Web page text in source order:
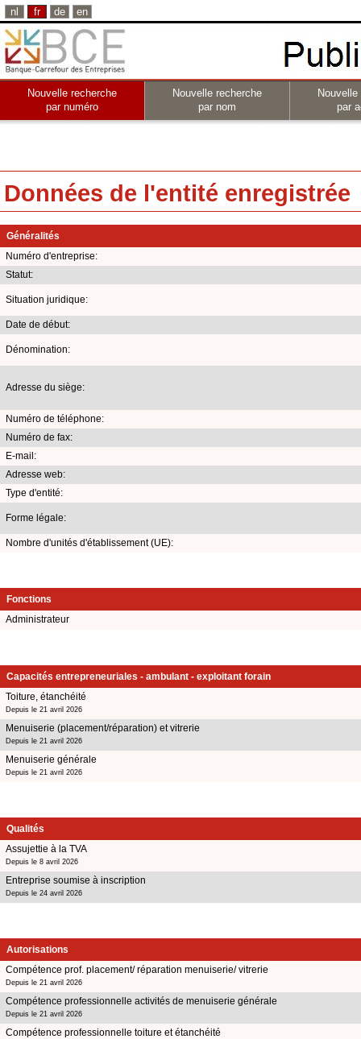
nl fr de en
Nouvelle recherche
par numéro
Nouvelle recherche
par nom
par
Données de l'entité enregistrée
Généralités
Numéro d'entreprise:
Statut:
Situation juridique:
Date de début:
Dénomination:
Adresse du siège:
Numéro de téléphone:
Numéro de fax:
E-mail:
Adresse web:
Type d'entité:
Forme légale:
Nombre d'unités d'établissement (UE):
Fonctions
Administrateur
Capacités entrepreneuriales - ambulant - exploitant forain
Toiture, étanchéité
Depuis le 21 avril 2026
Menuiserie (placement/réparation) et vitrerie
Depuis le 21 avril 2026
Menuiserie générale
Depuis le 21 avril 2026
Qualités
Assujettie à la TVA
Depuis le 8 avril 2026
Entreprise soumise à inscription
Depuis le 24 avril 2026
Autorisations
Compétence prof. placement/ réparation menuiserie/ vitrerie
Depuis le 21 avril 2026
Compétence professionnelle activités de menuiserie générale
Depuis le 21 avril 2026
Compétence professionnelle toiture et étanchéité